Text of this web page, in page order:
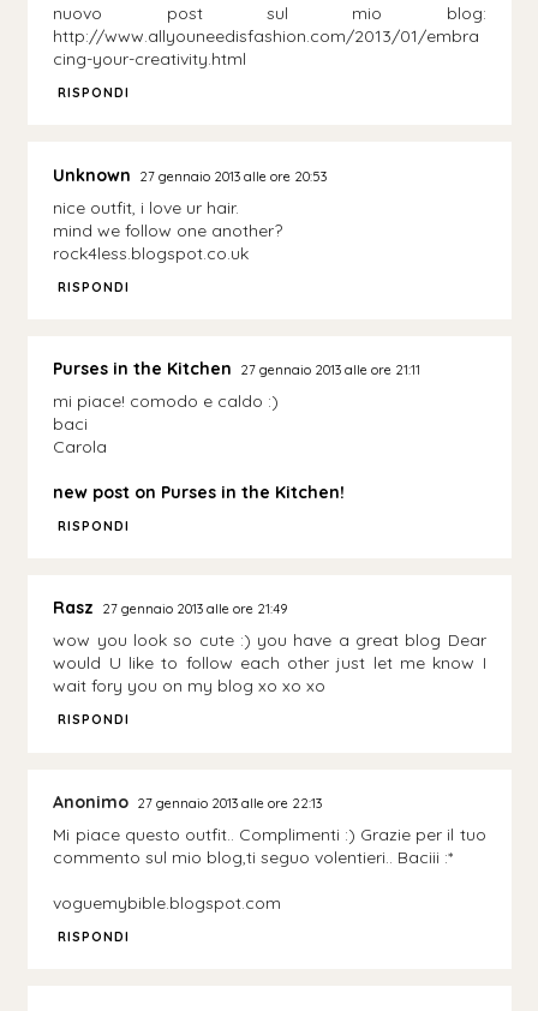
nuovo post sul mio blog:
http://www.allyouneedisfashion.com/2013/01/embra
cing-your-creativity.html
RISPONDI
Unknown 27 gennaio 2013 alle ore 20:53
nice outfit, i love ur hair.
mind we follow one another?
rock4less.blogspot.co.uk
RISPONDI
Purses in the Kitchen 27 gennaio 2013 alle ore 21:11
mi piace! comodo e caldo :)
baci
Carola
new post on Purses in the Kitchen!
RISPONDI
Rasz 27 gennaio 2013 alle ore 21:49
wow you look so cute :) you have a great blog Dear
would U like to follow each other just let me know I
wait fory you on my blog xo xo xo
RISPONDI
Anonimo 27 gennaio 2013 alle ore 22:13
Mi piace questo outfit.. Complimenti :) Grazie per il tuo
commento sul mio blog,ti seguo volentieri.. Baciii :*
voguemybible.blogspot.com
RISPONDI